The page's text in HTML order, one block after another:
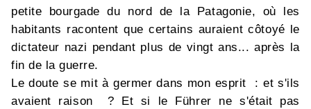
petite bourgade du nord de la Patagonie, où les
habitants racontent que certains auraient côtoyé le
dictateur nazi pendant plus de vingt ans... après la
fin de la guerre.
Le doute se mit à germer dans mon esprit : et s'ils
avaient raison ? Et si le Führer ne s'était pas